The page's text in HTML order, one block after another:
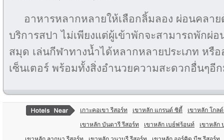
อาหารหลากหลายให้เลือกลิ้มลอง ผ่อนคลา
บริการสปา ไม่เพียงแต่ผู้เข้าพักจะสามารถพักผ่
สมุด เล่นกีฬาทางน้ำได้หลากหลายประเภท หรื
เซ็นเตอร์ พร้อมทั้งสิ่งอำนวยความสะดวกอื่นๆอี
เกาะคอเขา รีสอร์ท เขาหลัก แกรนด์ ซิตี้ เขาหลัก โกล
เขาหลัก บันดารี รีสอร์ท เขาหลัก เบย์ฟร้อนท์ เขาหลัก